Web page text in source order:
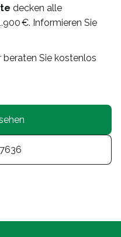
decken alle
€. Informieren Sie
beraten Sie kostenlos